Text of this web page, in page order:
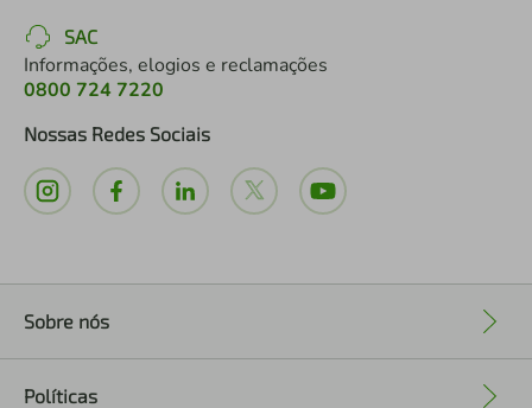
SAC
Informações, elogios e reclamações
0800 724 7220
Nossas Redes Sociais
Sobre nós
Políticas